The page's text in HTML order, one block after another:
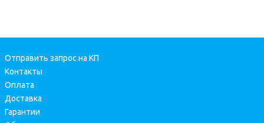
Отправить запрос на КП
Контакты
Оплата
Доставка
Гарантии